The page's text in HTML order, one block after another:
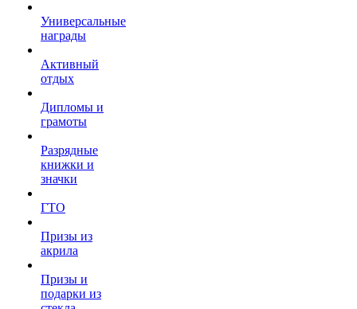
Универсальные
награды
Активный
отдых
Дипломы и
грамоты
Разрядные
книжки и
значки
ГТО
Призы из
акрила
Призы и
подарки из